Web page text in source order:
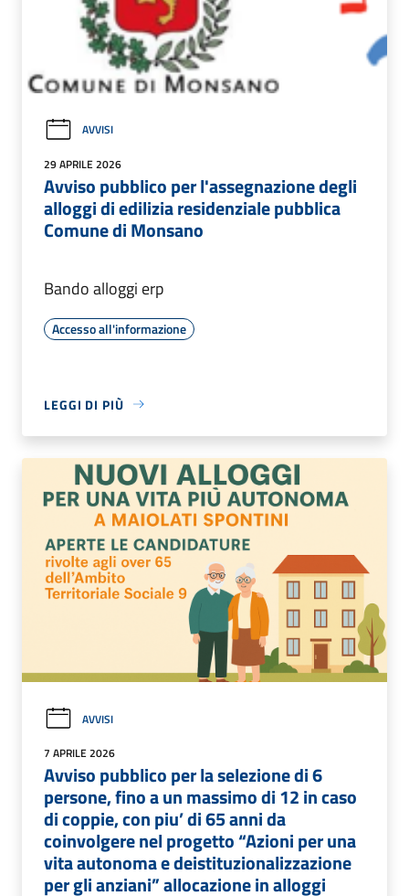
AVVISI
29 APRILE 2026
Avviso pubblico per l'assegnazione degli
alloggi di edilizia residenziale pubblica
Comune di Monsano
Bando alloggi erp
Accesso all'informazione
LEGGI DI PIÙ
AVVISI
7 APRILE 2026
Avviso pubblico per la selezione di 6
persone, fino a un massimo di 12 in caso
di coppie, con piu’ di 65 anni da
coinvolgere nel progetto “Azioni per una
vita autonoma e deistituzionalizzazione
per gli anziani” allocazione in alloggi